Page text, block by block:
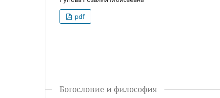
pdf
Богословие и философия